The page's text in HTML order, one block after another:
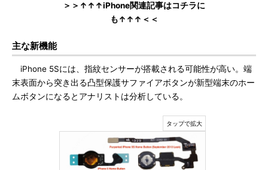
＞＞↑↑↑iPhone関連記事はコチラに
も↑↑↑＜＜
主な新機能
iPhone 5Sには、指紋センサーが搭載される可能性が高い。端
末表面から突き出る凸型保護サファイアボタンが新型端末のホー
ムボタンになるとアナリストは分析している。